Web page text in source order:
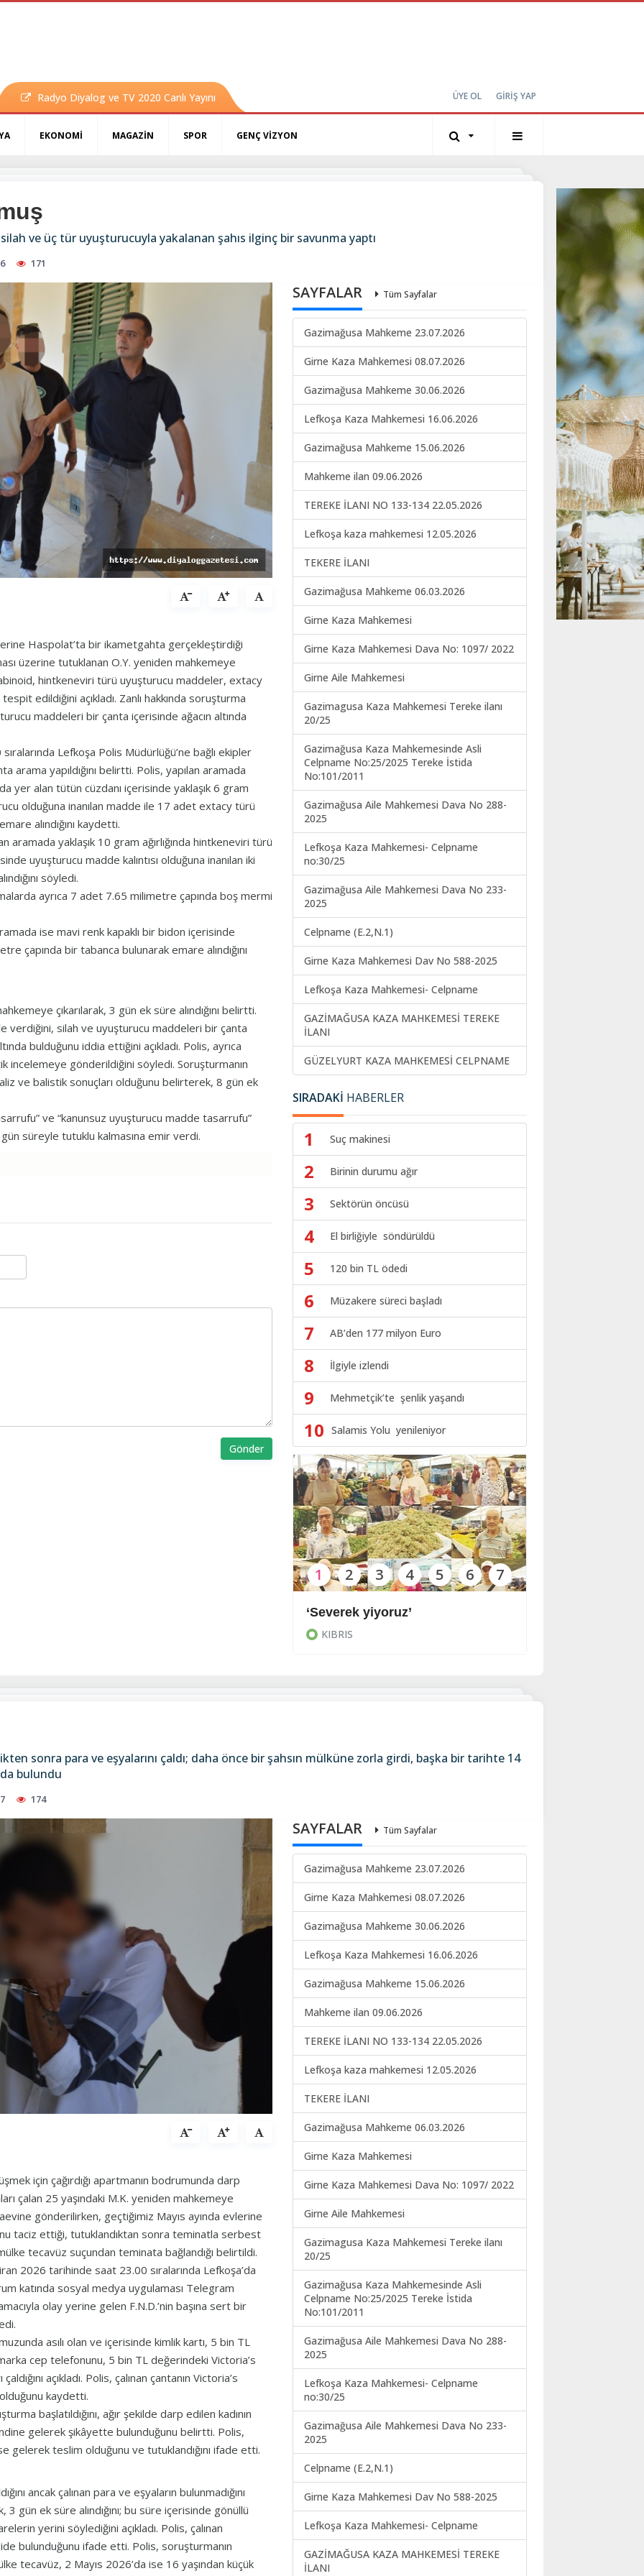
Radyo Diyalog ve TV 2020 Canlı Yayını ÜYE OL GİRİŞ YAP
EKONOMİ MAGAZİN SPOR GENÇ VİZYON
ve üç tür uyuşturucuyla yakalanan şahıs ilginç bir savunma yaptı
171
Haspolat’ta bir ikametgahta gerçekleştirdiği
üzerine tutuklanan O.Y. yeniden mahkemeye
hintkeneviri türü uyuşturucu maddeler, extacy
edildiğini açıkladı. Zanlı hakkında soruşturma
maddeleri bir çanta içerisinde ağacın altında
Lefkoşa Polis Müdürlüğü’ne bağlı ekipler
arama yapıldığını belirtti. Polis, yapılan aramada
yer alan tütün cüzdanı içerisinde yaklaşık 6 gram
olduğuna inanılan madde ile 17 adet extacy türü
alındığını kaydetti.
aramada yaklaşık 10 gram ağırlığında hintkeneviri türü
uyuşturucu madde kalıntısı olduğuna inanılan iki
söyledi.
ayrıca 7 adet 7.65 milimetre çapında boş mermi
ise mavi renk kapaklı bir bidon içerisinde
çapında bir tabanca bulunarak emare alındığını
çıkarılarak, 3 gün ek süre alındığını belirtti.
verdiğini, silah ve uyuşturucu maddeleri bir çanta
bulduğunu iddia ettiğini açıkladı. Polis, ayrıca
incelemeye gönderildiğini söyledi. Soruşturmanın
ve balistik sonuçları olduğunu belirterek, 8 gün ek
ve “kanunsuz uyuşturucu madde tasarrufu”
süreyle tutuklu kalmasına emir verdi.
Gönder
SAYFALAR Tüm Sayfalar
Gazimağusa Mahkeme 23.07.2026
Girne Kaza Mahkemesi 08.07.2026
Gazimağusa Mahkeme 30.06.2026
Lefkoşa Kaza Mahkemesi 16.06.2026
Gazimağusa Mahkeme 15.06.2026
Mahkeme ilan 09.06.2026
TEREKE İLANI NO 133-134 22.05.2026
Lefkoşa kaza mahkemesi 12.05.2026
TEKERE İLANI
Gazimağusa Mahkeme 06.03.2026
Girne Kaza Mahkemesi
Girne Kaza Mahkemesi Dava No: 1097/ 2022
Girne Aile Mahkemesi
Gazimagusa Kaza Mahkemesi Tereke ilanı
20/25
Gazimağusa Kaza Mahkemesinde Asli
Celpname No:25/2025 Tereke İstida
No:101/2011
Gazimağusa Aile Mahkemesi Dava No 288-
2025
Lefkoşa Kaza Mahkemesi- Celpname
no:30/25
Gazimağusa Aile Mahkemesi Dava No 233-
2025
Celpname (E.2,N.1)
Girne Kaza Mahkemesi Dav No 588-2025
Lefkoşa Kaza Mahkemesi- Celpname
GAZİMAĞUSA KAZA MAHKEMESİ TEREKE
İLANI
GÜZELYURT KAZA MAHKEMESİ CELPNAME
SIRADAKİ HABERLER
1 Suç makinesi
2 Birinin durumu ağır
3 Sektörün öncüsü
4 El birliğiyle söndürüldü
5 120 bin TL ödedi
6 Müzakere süreci başladı
7 AB’den 177 milyon Euro
8 İlgiyle izlendi
9 Mehmetçik’te şenlik yaşandı
10 Salamis Yolu yenileniyor
‘Severek yiyoruz’
KIBRIS
1 2 3 4 5 6 7
sonra para ve eşyalarını çaldı; daha önce bir şahsın mülküne zorla girdi, başka bir tarihte 14
bulundu
174
için çağırdığı apartmanın bodrumunda darp
çalan 25 yaşındaki M.K. yeniden mahkemeye
gönderilirken, geçtiğimiz Mayıs ayında evlerine
taciz ettiği, tutuklandıktan sonra teminatla serbest
mülke tecavüz suçundan teminata bağlandığı belirtildi.
2026 tarihinde saat 23.00 sıralarında Lefkoşa’da
katında sosyal medya uygulaması Telegram
olay yerine gelen F.N.D.’nin başına sert bir
asılı olan ve içerisinde kimlik kartı, 5 bin TL
cep telefonunu, 5 bin TL değerindeki Victoria’s
açıkladı. Polis, çalınan çantanın Victoria’s
kaydetti.
başlatıldığını, ağır şekilde darp edilen kadının
gelerek şikâyette bulunduğunu belirtti. Polis,
gelerek teslim olduğunu ve tutuklandığını ifade etti.
ancak çalınan para ve eşyaların bulunmadığını
3 gün ek süre alındığını; bu süre içerisinde gönüllü
yerini söylediğini açıkladı. Polis, çalınan
bulunduğunu ifade etti. Polis, soruşturmanın
tecavüz, 2 Mayıs 2026’da ise 16 yaşından küçük
SAYFALAR Tüm Sayfalar
Gazimağusa Mahkeme 23.07.2026
Girne Kaza Mahkemesi 08.07.2026
Gazimağusa Mahkeme 30.06.2026
Lefkoşa Kaza Mahkemesi 16.06.2026
Gazimağusa Mahkeme 15.06.2026
Mahkeme ilan 09.06.2026
TEREKE İLANI NO 133-134 22.05.2026
Lefkoşa kaza mahkemesi 12.05.2026
TEKERE İLANI
Gazimağusa Mahkeme 06.03.2026
Girne Kaza Mahkemesi
Girne Kaza Mahkemesi Dava No: 1097/ 2022
Girne Aile Mahkemesi
Gazimagusa Kaza Mahkemesi Tereke ilanı
20/25
Gazimağusa Kaza Mahkemesinde Asli
Celpname No:25/2025 Tereke İstida
No:101/2011
Gazimağusa Aile Mahkemesi Dava No 288-
2025
Lefkoşa Kaza Mahkemesi- Celpname
no:30/25
Gazimağusa Aile Mahkemesi Dava No 233-
2025
Celpname (E.2,N.1)
Girne Kaza Mahkemesi Dav No 588-2025
Lefkoşa Kaza Mahkemesi- Celpname
GAZİMAĞUSA KAZA MAHKEMESİ TEREKE
İLANI